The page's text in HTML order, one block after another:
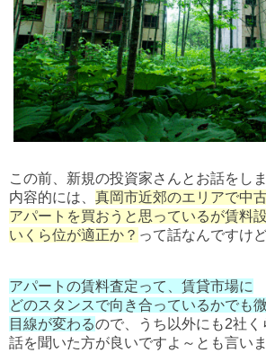
この前、新規の投資家さんとお話をし
内容的には、 真岡市近郊のエリアで中
アパートを買おうと思っているが賃料
いくら位が適正か？ って話なんですけど
アパートの賃料査定って、賃貸市場に
どのスタンスで向き合っているかでも
目線が変わるので、うち以外にも2社く
話を聞いた方が良いですよ～とも言いま